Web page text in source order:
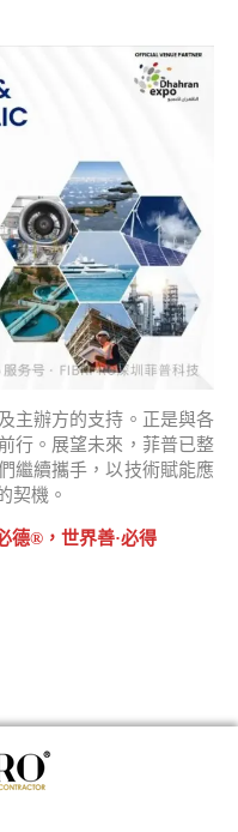
主辦方的支持。正是與各
行。展望未來，菲普已整
繼續攜手，以技術賦能應
契機。
德®，世界善·必得